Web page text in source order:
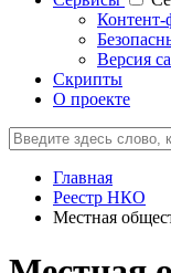
Контент-
Версия
Скрипты
О проекте
Главная
Реестр НКО
Местная